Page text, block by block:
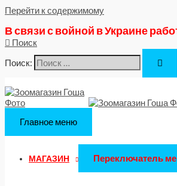
Перейти к содержимому
В связи с войной в Украине
Поиск
Поиск:
Главное меню
МАГАЗИН Переключатель